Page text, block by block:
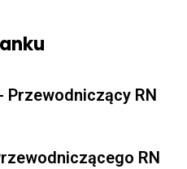
- Przewodniczący RN
RN